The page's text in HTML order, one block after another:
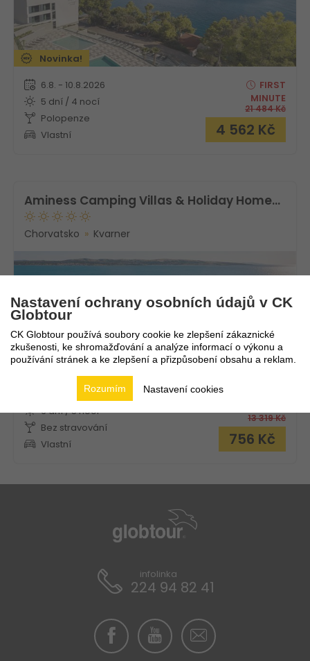
Novinka!
6.8. - 10.8.2026
5 dní / 4 nocí
Polopenze
Vlastní
FIRST
MINUTE
21 484Kč
4 562 Kč
Aminess Camping Villas & Holiday Homes Avalona
Chorvatsko Kvarner
6.8. - 11.8.2026
6 dní / 5 nocí
Bez stravování
Vlastní
13 319Kč
756 Kč
infolinka
224 94 82 41
Nastavení ochrany osobních údajů v CK
Globtour
CK Globtour používá soubory cookie ke zlepšení zákaznické
zkušenosti, ke shromažďování a analýze informací o výkonu a
používání stránek a ke zlepšení a přizpůsobení obsahu a reklam.
Nastavení cookies
Rozumím